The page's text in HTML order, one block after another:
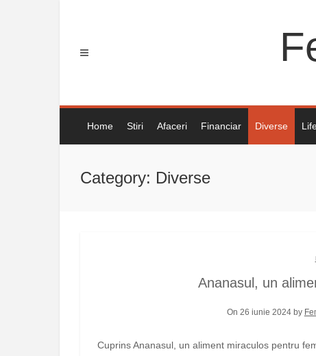
Home Stiri Afaceri Financiar Diverse
Category: Diverse
Ananasul, un
On 26 iunie 2024 by
Cuprins Ananasul, un aliment miraculos pentru femei Rolul ananasului în menținerea sănătății reproductive